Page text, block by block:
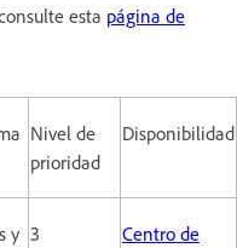
esta página de
Nivel de
prioridad
Disponibilidad
y 3
Centro de